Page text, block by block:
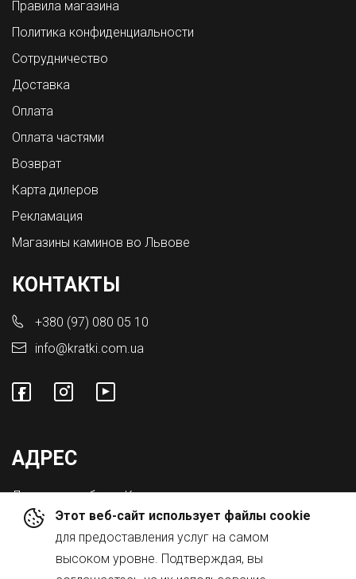
Этот веб-сайт использует файлы cookie
для предоставления услуг на самом
высоком уровне. Подтверждая, вы
Правила магазина
Политика конфиденциальности
Сотрудничество
Доставка
Оплата
Оплата частями
Возврат
Карта дилеров
Рекламация
Магазины каминов во Львове
КОНТАКТЫ
+380 (97) 080 05 10
info@kratki.com.ua
АДРЕС
Львовская обл., с. Конопниця,
ул. Городоцкая 8а